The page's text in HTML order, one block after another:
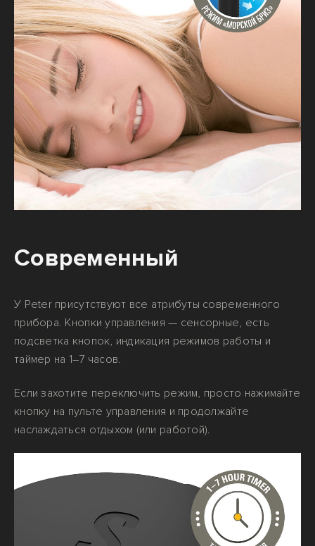
Современный
У Peter присутствуют все атрибуты современного
прибора. Кнопки управления — сенсорные, есть
подсветка кнопок, индикация режимов работы и
таймер на 1–7 часов.
Если захотите переключить режим, просто нажимайте
кнопку на пульте управления и продолжайте
наслаждаться отдыхом (или работой).